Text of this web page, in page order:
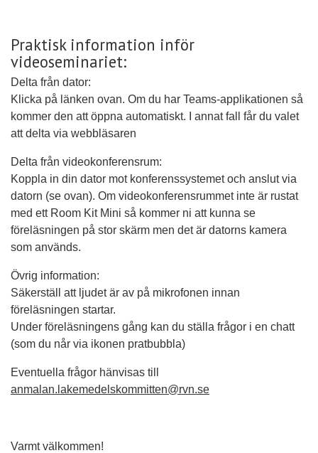
Praktisk information inför
videoseminariet:
Delta från dator:
Klicka på länken ovan. Om du har Teams-applikationen så
kommer den att öppna automatiskt. I annat fall får du valet
att delta via webbläsaren
Delta från videokonferensrum:
Koppla in din dator mot konferenssystemet och anslut via
datorn (se ovan). Om videokonferensrummet inte är rustat
med ett Room Kit Mini så kommer ni att kunna se
föreläsningen på stor skärm men det är datorns kamera
som används.
Övrig information:
Säkerställ att ljudet är av på mikrofonen innan
föreläsningen startar.
Under föreläsningens gång kan du ställa frågor i en chatt
(som du når via ikonen pratbubbla)
Eventuella frågor hänvisas till
anmalan.lakemedelskommitten@rvn.se
Varmt välkommen!